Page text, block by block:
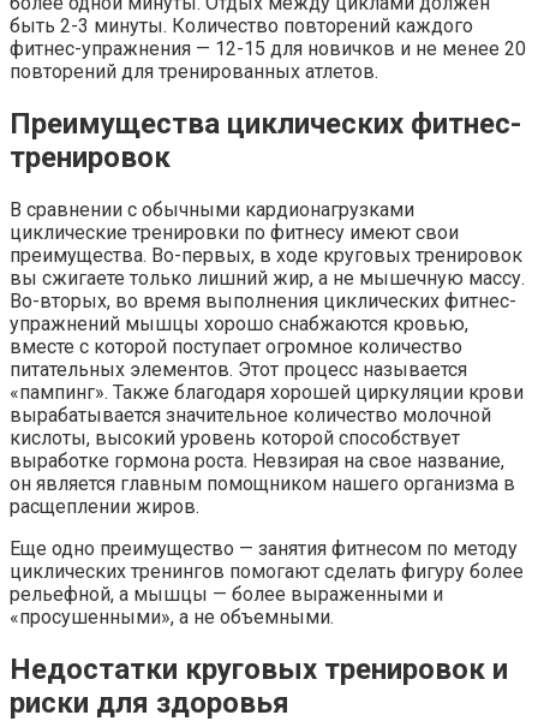
быть 2-3 минуты. Количество повторений каждого
фитнес-упражнения — 12-15 для новичков и не менее 20
повторений для тренированных атлетов.
Преимущества циклических фитнес-
тренировок
В сравнении с обычными кардионагрузками
циклические тренировки по фитнесу имеют свои
преимущества. Во-первых, в ходе круговых тренировок
вы сжигаете только лишний жир, а не мышечную массу.
Во-вторых, во время выполнения циклических фитнес-
упражнений мышцы хорошо снабжаются кровью,
вместе с которой поступает огромное количество
питательных элементов. Этот процесс называется
«пампинг». Также благодаря хорошей циркуляции крови
вырабатывается значительное количество молочной
кислоты, высокий уровень которой способствует
выработке гормона роста. Невзирая на свое название,
он является главным помощником нашего организма в
расщеплении жиров.
Еще одно преимущество — занятия фитнесом по методу
циклических тренингов помогают сделать фигуру более
рельефной, а мышцы — более выраженными и
«просушенными», а не объемными.
Недостатки круговых тренировок и
риски для здоровья